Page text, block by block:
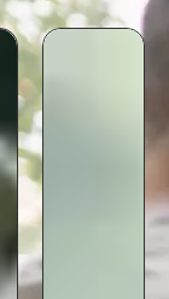
DISEÑO
CONOCE
INFORMACIÓN